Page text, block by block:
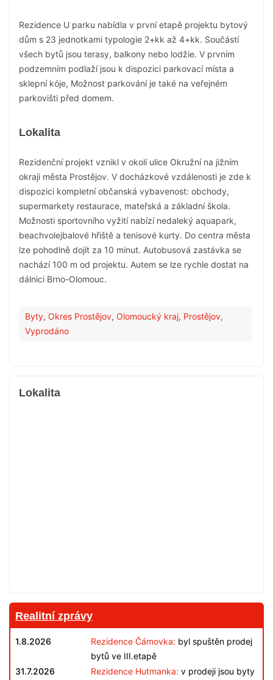
Rezidence U parku nabídla v první etapě projektu bytový
dům s 23 jednotkami typologie 2+kk až 4+kk. Součástí
všech bytů jsou terasy, balkony nebo lodžie. V prvním
podzemním podlaží jsou k dispozici parkovací místa a
sklepní kóje, Možnost parkování je také na veřejném
parkovišti před domem.
Lokalita
Rezidenční projekt vznikl v okolí ulice Okružní na jižním
okraji města Prostějov. V docházkové vzdálenosti je zde k
dispozici kompletní občanská vybavenost: obchody,
supermarkety restaurace, mateřská a základní škola.
Možnosti sportovního vyžití nabízí nedaleký aquapark,
beachvolejbalové hřiště a tenisové kurty. Do centra města
lze pohodlně dojít za 10 minut. Autobusová zastávka se
nachází 100 m od projektu. Autem se lze rychle dostat na
dálnici Brno-Olomouc.
Byty, Okres Prostějov, Olomoucký kraj, Prostějov,
Vyprodáno
Lokalita
Realitní zprávy
1.8.2026 Rezidence Čámovka: byl spuštěn prodej
bytů ve III.etapě
31.7.2026
Rezidence Hutmanka: v prodeji jsou byty